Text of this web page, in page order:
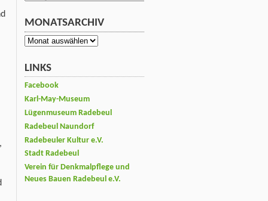
MONATSARCHIV
Monatsarchiv
LINKS
Facebook
Karl-May-Museum
Lügenmuseum Radebeul
Radebeul Naundorf
Radebeuler Kultur e.V.
Stadt Radebeul
Verein für Denkmalpflege und
Neues Bauen Radebeul e.V.